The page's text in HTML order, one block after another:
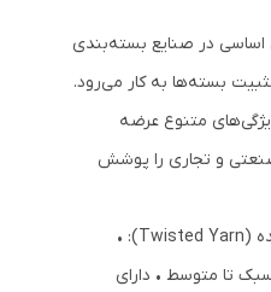
اساسی در صنایع بسته‌بندی
بسته‌ها به کار می‌رود.
متنوع عرضه
و تجاری را پوشش
انواع نخ بسته‌بندی 1. نخ تابیده (Twisted Yarn): •
تا متوسط • دارای